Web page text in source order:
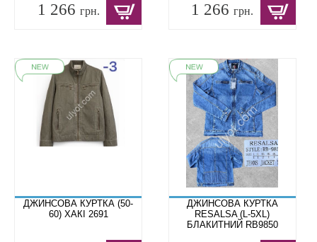
1 266 грн. 1 266грн.
ДЖИНСОВА КУРТКА (50-
60) ХАКІ 2691
ДЖИНСОВА КУРТКА
RESALSA (L-5XL)
БЛАКИТНИЙ RB9850